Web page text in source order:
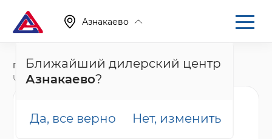
Азнакаево
Ближайший дилерский центр
Азнакаево?
Да, все верно Нет, изменить
Главная Каталог
Новые автомобили
UNI-S, I Рестайлинг
Changan UNI-S Техно,
черный